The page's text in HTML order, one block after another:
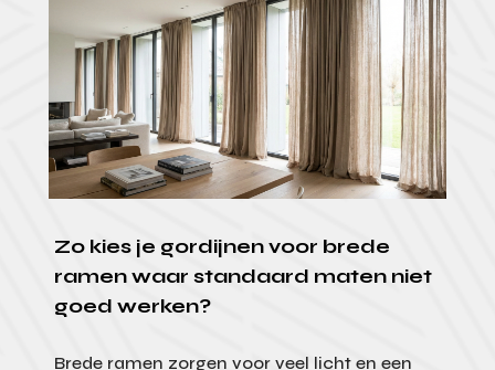
Zo kies je gordijnen voor brede
ramen waar standaard maten niet
goed werken?
Brede ramen zorgen voor veel licht en een